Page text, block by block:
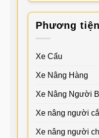
Phương tiện
Xe Cẩu
Xe Nâng Hàng
Xe Nâng Người
Xe nâng người
Xe nâng người